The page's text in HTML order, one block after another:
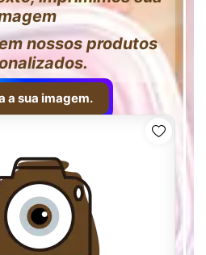
nossos produtos
a sua imagem.